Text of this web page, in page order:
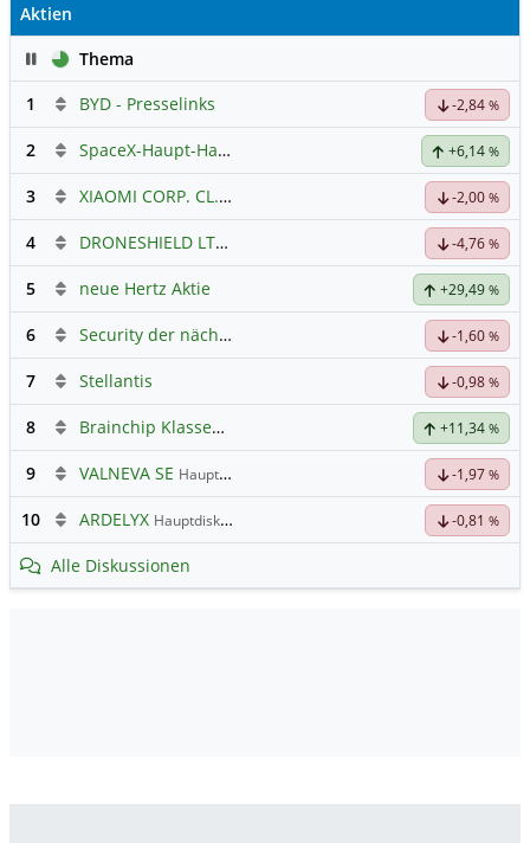
Aktien
PauseThema
1
BYD - Presselinks -2,84 %
2 SpaceX-Haupt-Hauptforum +6,14 %
3 XIAOMI CORP. CL.B -2,00 %
4 DRONESHIELD LTD -4,76 %
5 neue Hertz Aktie +29,49 %
6 Security der nächsten Generation -1,60 %
7 Stellantis -0,98 %
8 Brainchip Klassengruppe +11,34 %
9 VALNEVA SE Hauptdiskussion -1,97 %
10 ARDELYX Hauptdiskussion -0,81 %
Alle Diskussionen